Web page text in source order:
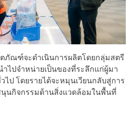
ภัณฑ์จะดำเนินการผลิตโดยกลุ่มสตรี
ไปจำหน่ายเป็นของที่ระลึกแก่ผู้มา
ไป โดยรายได้จะหมุนเวียนกลับสู่การ
กิจกรรมด้านสิ่งแวดล้อมในพื้นที่